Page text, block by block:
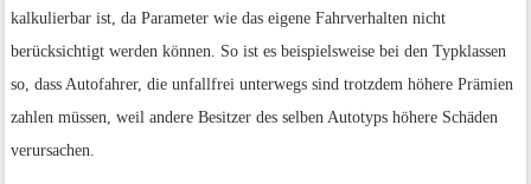
kalkulierbar ist, da Parameter wie das eigene Fahrverhalten nicht
berücksichtigt werden können. So ist es beispielsweise bei den Typklassen
so, dass Autofahrer, die unfallfrei unterwegs sind trotzdem höhere Prämien
zahlen müssen, weil andere Besitzer des selben Autotyps höhere Schäden
verursachen.